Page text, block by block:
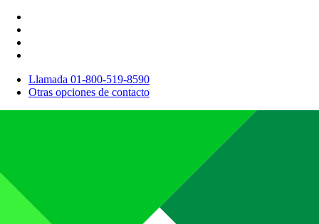
Llamada 01-800-519-8590
Otras opciones de contacto